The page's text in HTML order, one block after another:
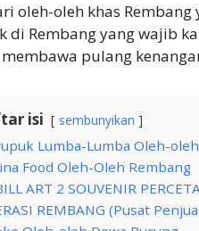
oleh-oleh khas
di Rembang yang wajib
pulang
isi sembunyikan
Lumba-Lumba Oleh-
Food Oleh-Oleh Rembang
ART 2 SOUVENIR
REMBANG (Pusat